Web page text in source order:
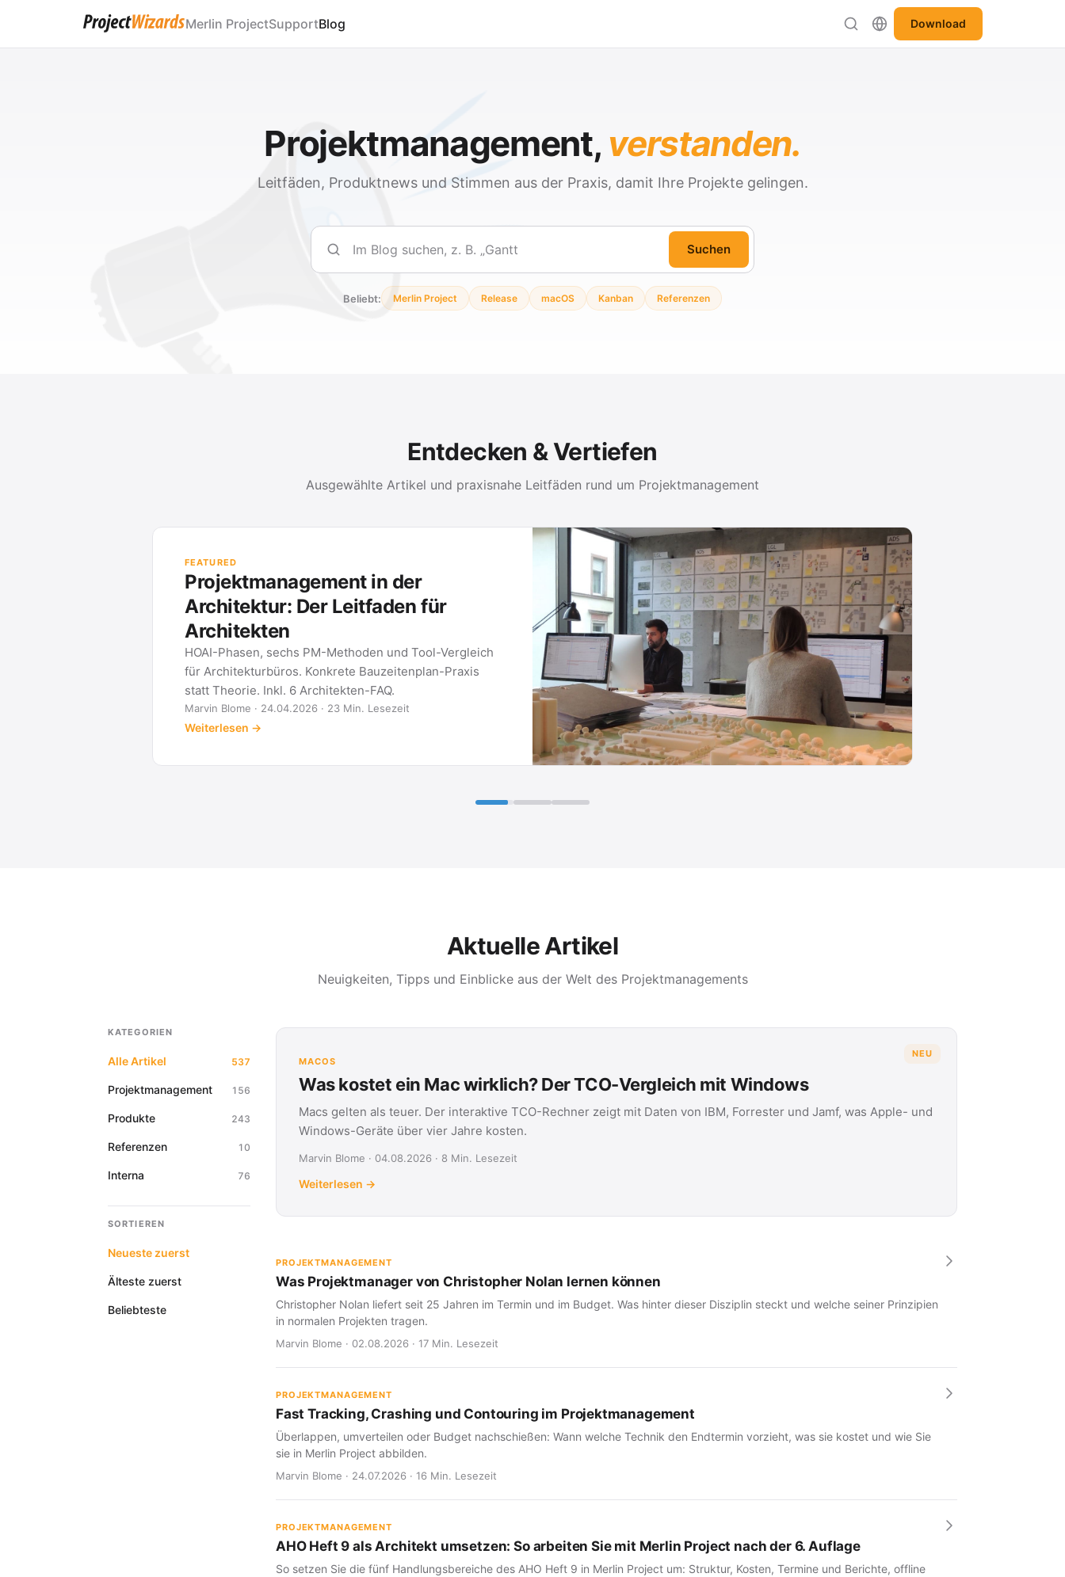
Merlin ProjectSupportBlog Download
Projektmanagement, verstanden.
Leitfäden, Produktnews und Stimmen aus der Praxis, damit Ihre Projekte gelingen.
Suchen
Suchen
Beliebt: Merlin Project Release macOS Kanban Referenzen
Entdecken & Vertiefen
Ausgewählte Artikel und praxisnahe Leitfäden rund um Projektmanagement
Projektmanagement in der
Architektur: Der Leitfaden für
HOAI-Phasen, sechs PM-Methoden und Tool-Vergleich
für Architekturbüros. Konkrete Bauzeitenplan-Praxis
statt Theorie. Inkl. 6 Architekten-FAQ.
Marvin Blome · 24.04.2026 · 23 Min. Lesezeit
PROJEKTMANAGEMENT-LEITFÄDEN
Methoden und Werkzeuge für Ihre
METHODE 01
Gantt Charts
Was ein Gantt-Diagramm ist, wie Sie
eines erstellen und welche Tools sich
2026 …
Aktuelle Artikel
Neuigkeiten, Tipps und Einblicke aus der Welt des Projektmanagements
KATEGORIEN
Alle Artikel 537
Projektmanagement 156
Produkte 243
Referenzen 10
Interna 76
SORTIEREN
Neueste zuerst
Älteste zuerst
Beliebteste
NEU
MACOS
Was kostet ein Mac wirklich? Der TCO-Vergleich mit Windows
Macs gelten als teuer. Der interaktive TCO-Rechner zeigt mit Daten von IBM, Forrester und Jamf, was Apple- und
Windows-Geräte über vier Jahre kosten.
Marvin Blome · 04.08.2026 · 8 Min. Lesezeit
Weiterlesen →
PROJEKTMANAGEMENT
Was Projektmanager von Christopher Nolan lernen können
Christopher Nolan liefert seit 25 Jahren im Termin und im Budget. Was hinter dieser Disziplin steckt und welche seiner Prinzipien
in normalen Projekten tragen.
Marvin Blome · 02.08.2026 · 17 Min. Lesezeit
PROJEKTMANAGEMENT
Fast Tracking, Crashing und Contouring im Projektmanagement
Überlappen, umverteilen oder Budget nachschießen: Wann welche Technik den Endtermin vorzieht, was sie kostet und wie Sie
sie in Merlin Project abbilden.
Marvin Blome · 24.07.2026 · 16 Min. Lesezeit
PROJEKTMANAGEMENT
AHO Heft 9 als Architekt umsetzen: So arbeiten Sie mit Merlin Project nach der 6. Auflage
So setzen Sie die fünf Handlungsbereiche des AHO Heft 9 in Merlin Project um: Struktur, Kosten, Termine und Berichte, offline